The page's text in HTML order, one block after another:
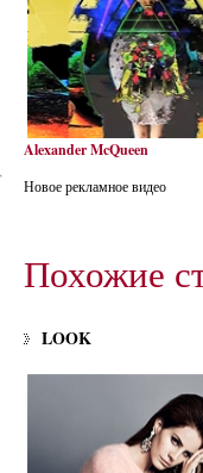
Alexander McQueen
Новое рекламное видео
Похожие
LOOK